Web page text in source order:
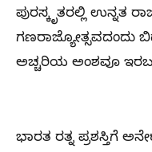
ಪುರಸ್ಕೃತರಲ್ಲಿ ಉನ್ನತ
ಗಣರಾಜ್ಯೋತ್ಸವದಂದು
ಅಚ್ಚರಿಯ ಅಂಶವೂ
ಭಾರತ ರತ್ನ ಪ್ರಶಸ್ತಿಗೆ